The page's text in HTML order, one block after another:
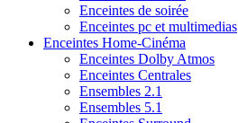
Enceintes de soirée
Enceintes pc et multimedias
Enceintes Home-Cinéma
Enceintes Dolby Atmos
Enceintes Centrales
Ensembles 2.1
Ensembles 5.1